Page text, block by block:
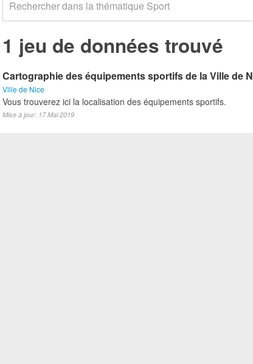
1 jeu de données trouvé
Cartographie des équipements sportifs de la Ville de
Ville de Nice
Vous trouverez ici la localisation des équipements sportifs.
Mise à jour: 17 Mai 2019